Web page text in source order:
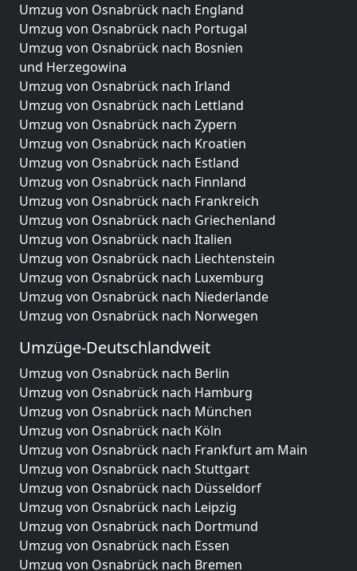
Umzug von Osnabrück nach England
Umzug von Osnabrück nach Portugal
Umzug von Osnabrück nach Bosnien
und Herzegowina
Umzug von Osnabrück nach Irland
Umzug von Osnabrück nach Lettland
Umzug von Osnabrück nach Zypern
Umzug von Osnabrück nach Kroatien
Umzug von Osnabrück nach Estland
Umzug von Osnabrück nach Finnland
Umzug von Osnabrück nach Frankreich
Umzug von Osnabrück nach Griechenland
Umzug von Osnabrück nach Italien
Umzug von Osnabrück nach Liechtenstein
Umzug von Osnabrück nach Luxemburg
Umzug von Osnabrück nach Niederlande
Umzug von Osnabrück nach Norwegen
Umzüge-Deutschlandweit
Umzug von Osnabrück nach Berlin
Umzug von Osnabrück nach Hamburg
Umzug von Osnabrück nach München
Umzug von Osnabrück nach Köln
Umzug von Osnabrück nach Frankfurt am Main
Umzug von Osnabrück nach Stuttgart
Umzug von Osnabrück nach Düsseldorf
Umzug von Osnabrück nach Leipzig
Umzug von Osnabrück nach Dortmund
Umzug von Osnabrück nach Essen
Umzug von Osnabrück nach Bremen